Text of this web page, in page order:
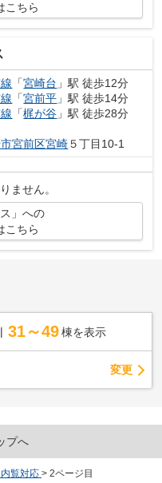
こちら
「宮崎台 」駅 徒歩12分
「宮前平 」駅 徒歩14分
「梶が谷 」駅 徒歩28分
市宮前区宮崎５丁目10-1
ません。
」への
こちら
31～49 棟を表示
変更
プへ
覧対応 > 2ページ目